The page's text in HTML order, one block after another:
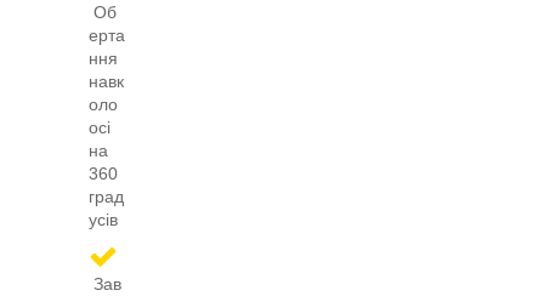
Об
ерта
ння
навк
оло
осі
на
360
град
усів
Зав